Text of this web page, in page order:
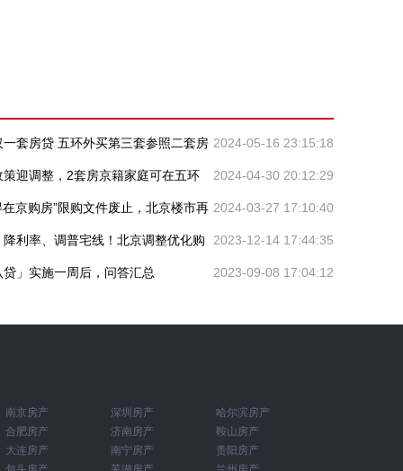
套房贷 五环外买第三套参照二套房 2024-05-16 23:15:18
迎调整，2套房京籍家庭可在五环 2024-04-30 20:12:29
京购房”限购文件废止，北京楼市再 2024-03-27 17:10:40
利率、调普宅线！北京调整优化购 2023-12-14 17:44:35
」实施一周后，问答汇总 2023-09-08 17:04:12
南京房产 深圳房产
哈尔滨房产
合肥房产
济南房产
鞍山房产
大连房产
南宁房产
贵阳房产